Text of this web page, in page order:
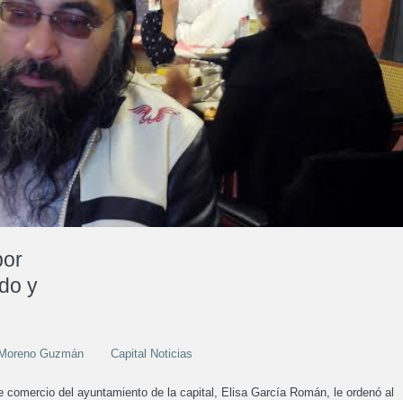
y
Guzmán Capital Noticias
del ayuntamiento de la capital, Elisa García Román, le ordenó al